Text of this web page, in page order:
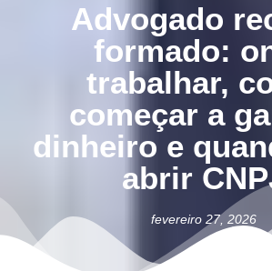
Advogado
formado:
trabalhar,
começar a
dinheiro e
abrir
fevereiro 27, 2026